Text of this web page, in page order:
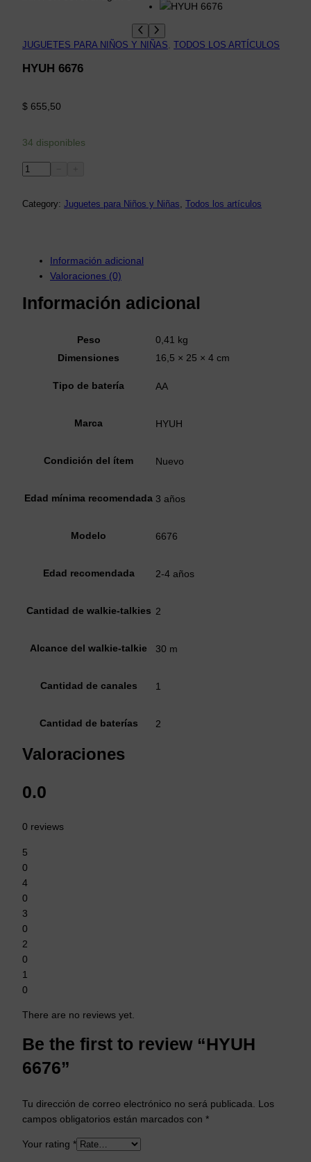
JUGUETES PARA NIÑOS Y NIÑAS TODOS LOS ARTÍCULOS
HYUH 6676
$ 655,50
34 disponibles
H
U
Category: Juguetes para Niños y Niñas, Todos los artículos
Información adicional
Valoraciones (0)
Información adicional
Peso
0,41 kg
Dimensiones
16,5 × 25 × 4 cm
Tipo de batería AA
Marca HYUH
Condición del ítem Nuevo
Edad mínima recomendada 3 años
Modelo 6676
Edad recomendada 2-4 años
Cantidad de walkie-talkies 2
Alcance del walkie-talkie 30 m
Cantidad de canales 1
Cantidad de baterías 2
Valoraciones
0.0
0 reviews
5
0
4
0
3
0
2
0
1
0
There are no reviews yet.
Be the first to review “HYUH
6676”
Tu dirección de correo electrónico no será publicada.
Los
campos obligatorios están marcados con *
Your rating *